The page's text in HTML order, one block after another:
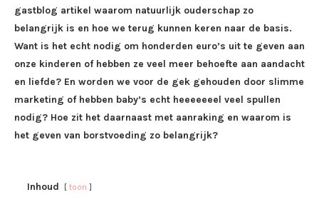
gastblog artikel waarom natuurlijk ouderschap zo
belangrijk is en hoe we terug kunnen keren naar de basis.
Want is het echt nodig om honderden euro’s uit te geven aan
onze kinderen of hebben ze veel meer behoefte aan aandacht
en liefde? En worden we voor de gek gehouden door slimme
marketing of hebben baby’s echt heeeeeeel veel spullen
nodig? Hoe zit het daarnaast met aanraking en waarom is
het geven van borstvoeding zo belangrijk?
Inhoud toon